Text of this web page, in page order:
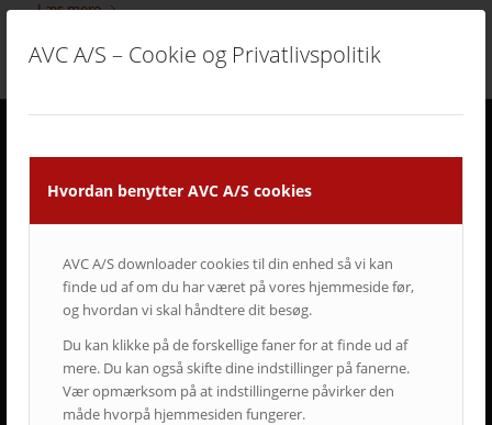
AVC A/S – Cookie og Privatlivspolitik
Hvordan benytter AVC A/S cookies
AVC A/S downloader cookies til din enhed så vi kan
finde ud af om du har været på vores hjemmeside før,
og hvordan vi skal håndtere dit besøg.
Du kan klikke på de forskellige faner for at finde ud af
mere. Du kan også skifte dine indstillinger på fanerne.
Vær opmærksom på at indstillingerne påvirker den
måde hvorpå hjemmesiden fungerer.
Læs mere
• Vi går all in på en god dialog og et godt samarbejde.
• Vi lytter og har fokus på din virksomhed og Jeres behov.
• Vi er udviklings- og kvalitetsorienterede.
• Vi er vedholdende og følger altid opgaven helt til dørs.
• Vi er ansvarsbevidste og følger op på løsningen.
• Vi tilbyder dig Danmarks bedste service & support.
• Vi er landsdækkende.
• Vi har mere end 50-års erfaring inden for AV-branchen.
• Vi skaber langsigtede løsninger.